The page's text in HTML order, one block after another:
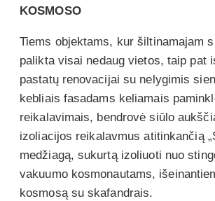
KOSMOSO
Tiems objektams, kur šiltinamajam
palikta visai nedaug vietos, taip pat
pastatų renovacijai su nelygimis
kebliais fasadams keliamais
reikalavimais, bendrovė siūlo
izoliacijos reikalavmus atitinkančią
medžiagą, sukurtą izoliuoti nuo
vakuumo kosmonautams,
kosmosą su skafandrais.